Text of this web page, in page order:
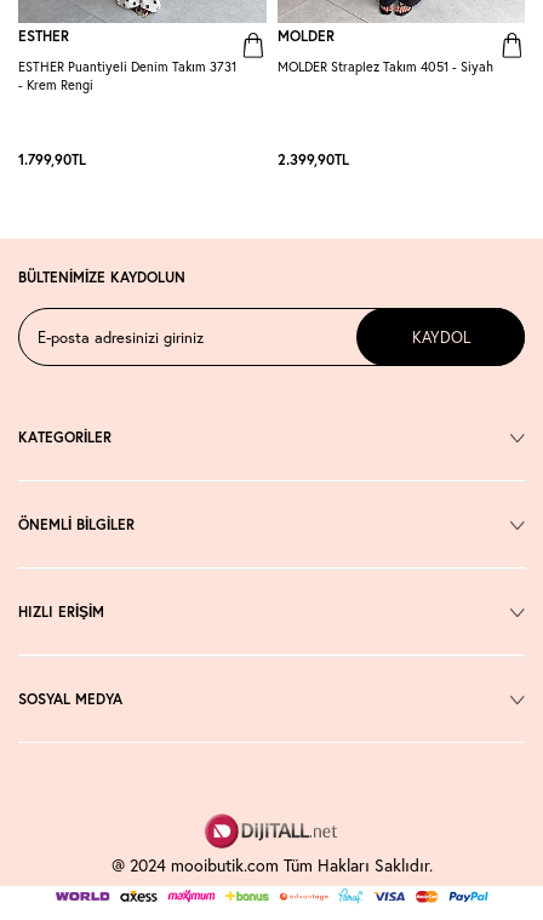
ESTHER
ESTHER Puantiyeli Denim Takım 3731
- Krem Rengi
1.799,90TL
MOLDER
MOLDER Straplez Takım 4051 - Siyah
2.399,90TL
BÜLTENİMİZE KAYDOLUN
KAYDOL
KATEGORİLER
ÖNEMLİ BİLGİLER
HIZLI ERİŞİM
SOSYAL MEDYA
@ 2024 mooibutik.com Tüm Hakları Saklıdır.